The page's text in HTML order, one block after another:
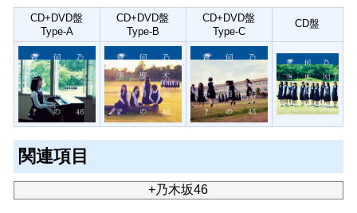
CD+DVD盤
Type-A
CD+DVD盤
Type-B
CD+DVD盤
Type-C
CD盤
関連項目
+乃木坂46